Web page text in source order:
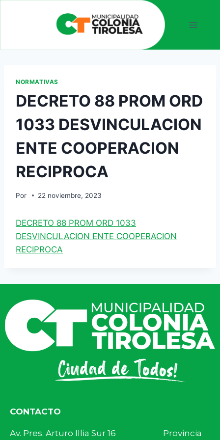
NORMATIVAS
DECRETO 88 PROM ORD
1033 DESVINCULACION
ENTE COOPERACION
RECIPROCA
Por 22 noviembre, 2023
DECRETO 88 PROM ORD 1033
DESVINCULACION ENTE COOPERACION
RECIPROCA
CONTACTO
Av. Pres. Arturo Illia Sur 16 Provincia